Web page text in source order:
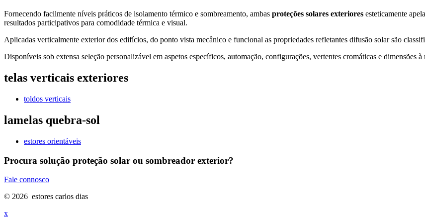
Fornecendo facilmente níveis práticos de isolamento térmico e sombreamento, ambas proteções solares exteriores esteticamente
resultados participativos para comodidade térmica e visual.
Aplicadas verticalmente exterior dos edifícios, do ponto vista mecânico e funcional as propriedades refletantes difusão solar são
Disponíveis sob extensa seleção personalizável em aspetos específicos, automação, configurações, vertentes cromáticas e dimensões à
telas verticais exteriores
toldos verticais
lamelas quebra-sol
estores orientáveis
Procura solução proteção solar ou sombreador exterior?
Fale connosco
© 2026 estores carlos dias
x